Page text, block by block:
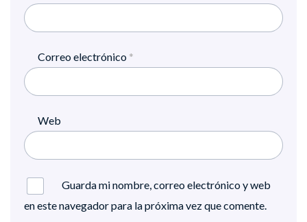
Correo electrónico *
Web
Guarda mi nombre, correo electrónico y web
en este navegador para la próxima vez que comente.